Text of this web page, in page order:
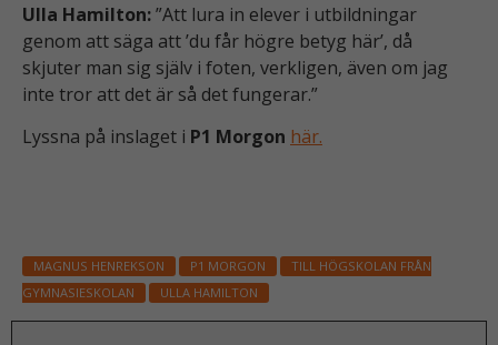
Ulla Hamilton:”Att lura in elever i utbildningar
genom att säga att ’du får högre betyg här’, då
skjuter man sig själv i foten, verkligen, även om jag
inte tror att det är så det fungerar.”
Lyssna på inslaget i P1 Morgon här.
MAGNUS HENREKSON P1 MORGON
TILL HÖGSKOLAN FRÅN
GYMNASIESKOLAN
ULLA HAMILTON